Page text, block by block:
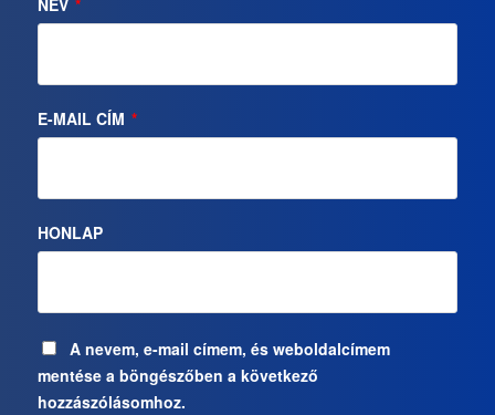
NÉV *
E-MAIL CÍM *
HONLAP
A nevem, e-mail címem, és weboldalcímem
mentése a böngészőben a következő
hozzászólásomhoz.